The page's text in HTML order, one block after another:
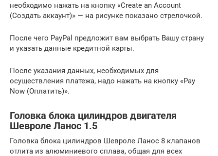
необходимо нажать на кнопку «Create an Account
(Создать аккаунт)» — на рисунке показано стрелочкой.
После чего PayPal предложит вам выбрать Вашу страну
и указать данные кредитной карты.
После указания данных, необходимых для
осуществления платежа, надо нажать на кнопку «Pay
Now (Оплатить)».
Головка блока цилиндров двигателя
Шевроле Ланос 1.5
Головка блока цилиндров Шевроле Ланос 8 клапанов
отлита из алюминиевого сплава, общая для всех